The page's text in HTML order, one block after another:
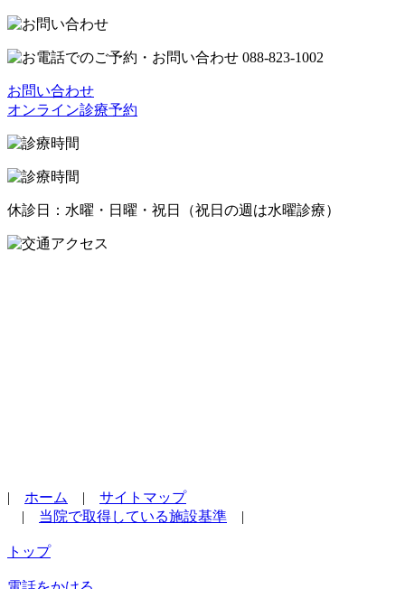
お問い合わせ
オンライン診療予約
休診日：水曜・日曜・祝日（祝日の週は水曜診療）
| ホーム | サイトマップ
| 当院で取得している施設基準 |
トップ